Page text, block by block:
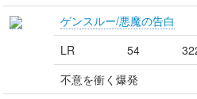
ゲンスルー/悪魔の告白
LR
54
不意を衝く爆発